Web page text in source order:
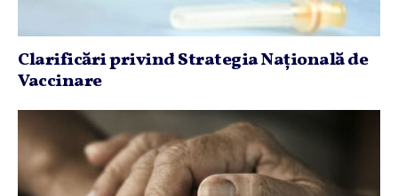
Clarificări privind Strategia Naţională de
Vaccinare